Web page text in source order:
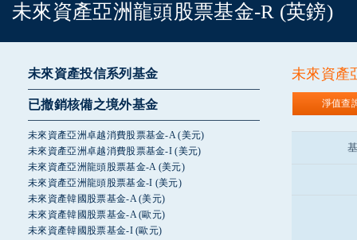
未來資產亞洲龍頭股票基金-R (英鎊)
未來資產投信系列基金
已撤銷核備之境外基金
未來資產亞洲卓越消費股票基金-A (美元)
未來資產亞洲卓越消費股票基金-I (美元)
未來資產亞洲龍頭股票基金-A (美元)
未來資產亞洲龍頭股票基金-I (美元)
未來資產韓國股票基金-A (美元)
未來資產韓國股票基金-A (歐元)
未來資產韓國股票基金-I (歐元)
未來資產
淨值查